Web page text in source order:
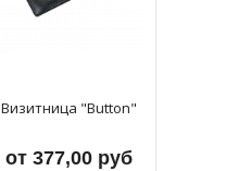
Визитница "Button"
от 377,00 руб